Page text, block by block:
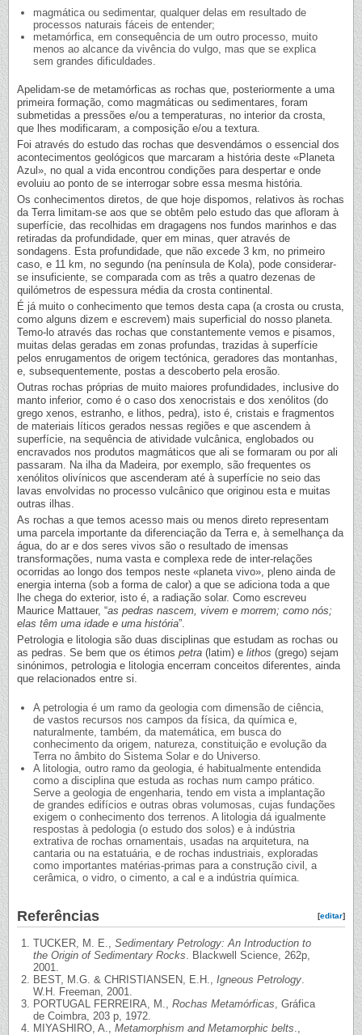
magmática ou sedimentar, qualquer delas em resultado de
processos naturais fáceis de entender;
metamórfica, em consequência de um outro processo, muito
menos ao alcance da vivência do vulgo, mas que se explica
sem grandes dificuldades.
Apelidam-se de metamórficas as rochas que, posteriormente a uma
primeira formação, como magmáticas ou sedimentares, foram
submetidas a pressões e/ou a temperaturas, no interior da crosta,
que lhes modificaram, a composição e/ou a textura.
Foi através do estudo das rochas que desvendámos o essencial dos
acontecimentos geológicos que marcaram a história deste «Planeta
Azul», no qual a vida encontrou condições para despertar e onde
evoluiu ao ponto de se interrogar sobre essa mesma história.
Os conhecimentos diretos, de que hoje dispomos, relativos às rochas
da Terra limitam-se aos que se obtêm pelo estudo das que afloram à
superfície, das recolhidas em dragagens nos fundos marinhos e das
retiradas da profundidade, quer em minas, quer através de
sondagens. Esta profundidade, que não excede 3 km, no primeiro
caso, e 11 km, no segundo (na península de Kola), pode considerar-
se insuficiente, se comparada com as três a quatro dezenas de
quilómetros de espessura média da crosta continental.
É já muito o conhecimento que temos desta capa (a crosta ou crusta,
como alguns dizem e escrevem) mais superficial do nosso planeta.
Temo-lo através das rochas que constantemente vemos e pisamos,
muitas delas geradas em zonas profundas, trazidas à superfície
pelos enrugamentos de origem tectónica, geradores das montanhas,
e, subsequentemente, postas a descoberto pela erosão.
Outras rochas próprias de muito maiores profundidades, inclusive do
manto inferior, como é o caso dos xenocristais e dos xenólitos (do
grego xenos, estranho, e lithos, pedra), isto é, cristais e fragmentos
de materiais líticos gerados nessas regiões e que ascendem à
superfície, na sequência de atividade vulcânica, englobados ou
encravados nos produtos magmáticos que ali se formaram ou por ali
passaram. Na ilha da Madeira, por exemplo, são frequentes os
xenólitos olivínicos que ascenderam até à superfície no seio das
lavas envolvidas no processo vulcânico que originou esta e muitas
outras ilhas.
As rochas a que temos acesso mais ou menos direto representam
uma parcela importante da diferenciação da Terra e, à semelhança da
água, do ar e dos seres vivos são o resultado de imensas
transformações, numa vasta e complexa rede de inter-relações
ocorridas ao longo dos tempos neste «planeta vivo», pleno ainda de
energia interna (sob a forma de calor) a que se adiciona toda a que
lhe chega do exterior, isto é, a radiação solar. Como escreveu
Maurice Mattauer, “as pedras nascem, vivem e morrem; como nós;
elas têm uma idade e uma história”.
Petrologia e litologia são duas disciplinas que estudam as rochas ou
as pedras. Se bem que os étimos petra (latim) e lithos (grego) sejam
sinónimos, petrologia e litologia encerram conceitos diferentes, ainda
que relacionados entre si.
A petrologia é um ramo da geologia com dimensão de ciência,
de vastos recursos nos campos da física, da química e,
naturalmente, também, da matemática, em busca do
conhecimento da origem, natureza, constituição e evolução da
Terra no âmbito do Sistema Solar e do Universo.
A litologia, outro ramo da geologia, é habitualmente entendida
como a disciplina que estuda as rochas num campo prático.
Serve a geologia de engenharia, tendo em vista a implantação
de grandes edifícios e outras obras volumosas, cujas fundações
exigem o conhecimento dos terrenos. A litologia dá igualmente
respostas à pedologia (o estudo dos solos) e à indústria
extrativa de rochas ornamentais, usadas na arquitetura, na
cantaria ou na estatuária, e de rochas industriais, exploradas
como importantes matérias-primas para a construção civil, a
cerâmica, o vidro, o cimento, a cal e a indústria química.
[editar]
Referências
TUCKER, M. E., Sedimentary Petrology: An Introduction to
the Origin of Sedimentary Rocks. Blackwell Science, 262p,
2001.
BEST, M.G. & CHRISTIANSEN, E.H., Igneous Petrology.
W.H. Freeman, 2001.
PORTUGAL FERREIRA, M., Rochas Metamórficas, Gráfica
de Coimbra, 203 p, 1972.
MIYASHIRO, A., Metamorphism and Metamorphic belts.,